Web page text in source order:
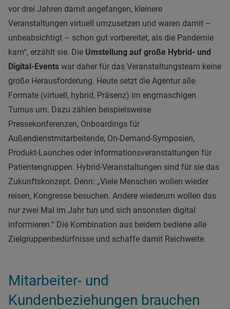
vor drei Jahren damit angefangen, kleinere
Veranstaltungen virtuell umzusetzen und waren damit –
unbeabsichtigt – schon gut vorbereitet, als die Pandemie
kam“, erzählt sie. Die Umstellung auf große Hybrid- und
Digital-Events war daher für das Veranstaltungsteam keine
große Herausforderung. Heute setzt die Agentur alle
Formate (virtuell, hybrid, Präsenz) im engmaschigen
Turnus um. Dazu zählen beispielsweise
Pressekonferenzen, Onboardings für
Außendienstmitarbeitende, On-Demand-Symposien,
Produkt-Launches oder Informationsveranstaltungen für
Patientengruppen. Hybrid-Veranstaltungen sind für sie das
Zukunftskonzept. Denn: „Viele Menschen wollen wieder
reisen, Kongresse besuchen. Andere wiederum wollen das
nur zwei Mal im Jahr tun und sich ansonsten digital
informieren.“ Die Kombination aus beidem bediene alle
Zielgruppenbedürfnisse und schaffe damit Reichweite.
Mitarbeiter- und
Kundenbeziehungen brauchen